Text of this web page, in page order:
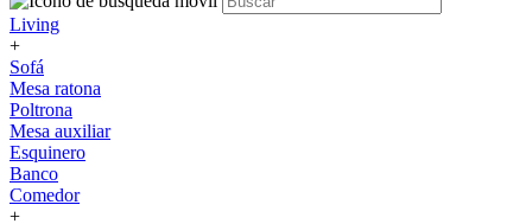
Living
+
Sofá
Mesa ratona
Poltrona
Mesa auxiliar
Esquinero
Banco
Comedor
+